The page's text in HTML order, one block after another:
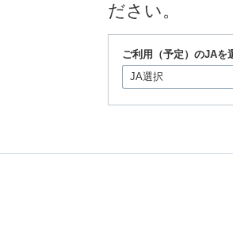
ださい。
ご利用（予定）のJAを
JA選択